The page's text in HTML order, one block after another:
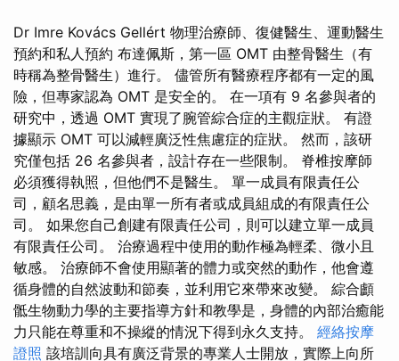
Dr Imre Kovács Gellért 物理治療師、復健醫生、運動醫生
預約和私人預約 布達佩斯，第一區 OMT 由整骨醫生（有
時稱為整骨醫生）進行。 儘管所有醫療程序都有一定的風
險，但專家認為 OMT 是安全的。 在一項有 9 名參與者的
研究中，透過 OMT 實現了腕管綜合症的主觀症狀。 有證
據顯示 OMT 可以減輕廣泛性焦慮症的症狀。 然而，該研
究僅包括 26 名參與者，設計存在一些限制。 脊椎按摩師
必須獲得執照，但他們不是醫生。 單一成員有限責任公
司，顧名思義，是由單一所有者或成員組成的有限責任公
司。 如果您自己創建有限責任公司，則可以建立單一成員
有限責任公司。 治療過程中使用的動作極為輕柔、微小且
敏感。 治療師不會使用顯著的體力或突然的動作，他會遵
循身體的自然波動和節奏，並利用它來帶來改變。 綜合顱
骶生物動力學的主要指導方針和教學是，身體的內部治癒能
力只能在尊重和不操縱的情況下得到永久支持。 經絡按摩
證照 該培訓向具有廣泛背景的專業人士開放，實際上向所